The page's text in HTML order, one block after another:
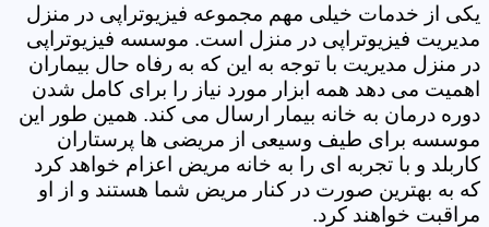
یکی از خدمات خیلی مهم مجموعه فیزیوتراپی در منزل
مدیریت فیزیوتراپی در منزل است. موسسه فیزیوتراپی
در منزل مدیریت با توجه به این که به رفاه حال بیماران
اهمیت می دهد همه ابزار مورد نیاز را برای کامل شدن
دوره درمان به خانه بیمار ارسال می کند. همین طور این
موسسه برای طیف وسیعی از مریضی ها پرستاران
کاربلد و با تجربه ای را به خانه مریض اعزام خواهد کرد
که به بهترین صورت در کنار مریض شما هستند و از او
مراقبت خواهند کرد.